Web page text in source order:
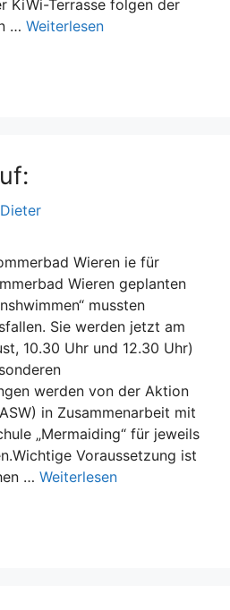
KiWi-Terrasse folgen der
… Weiterlesen
Dieter
Wieren ie für
Wieren geplanten
mussten
Sie werden jetzt am
10.30 Uhr und 12.30 Uhr)
werden von der Aktion
in Zusammenarbeit mit
„Mermaiding“ für jeweils
Voraussetzung ist
… Weiterlesen